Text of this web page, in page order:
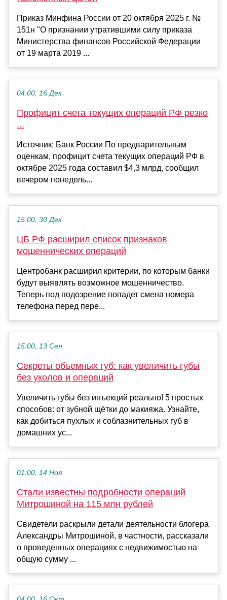
Приказ Минфина России от 20 октября 2025 г. №
151н "О признании утратившими силу приказа
Министерства финансов Российской Федерации
от 19 марта 2019 ...
04:00, 16 Дек
Профицит счета текущих операций РФ резко
...
Источник: Банк России По предварительным
оценкам, профицит счета текущих операций РФ в
октябре 2025 года составил $4,3 млрд, сообщил
вечером понедель...
15:00, 30 Дек
ЦБ РФ расширил список признаков
мошеннических операций
Центробанк расширил критерии, по которым банки
будут выявлять возможное мошенничество.
Теперь под подозрение попадет смена номера
телефона перед пере...
15:00, 13 Сен
Секреты объемных губ: как увеличить губы
без уколов и операций
Увеличить губы без инъекций реально! 5 простых
способов: от зубной щётки до макияжа. Узнайте,
как добиться пухлых и соблазнительных губ в
домашних ус...
01:00, 14 Ноя
Стали известны подробности операций
Митрошиной на 115 млн рублей
Свидетели раскрыли детали деятельности блогера
Александры Митрошиной, в частности, рассказали
о проведенных операциях с недвижимостью на
общую сумму ...